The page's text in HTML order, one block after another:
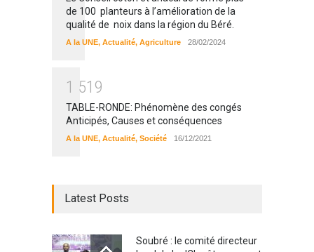
de 100 planteurs à l’amélioration de la
qualité de noix dans la région du Béré.
A la UNE, Actualité, Agriculture 28/02/2024
1 51 9
TABLE-RONDE: Phénomène des congés
Anticipés, Causes et conséquences
A la UNE, Actualité, Société 16/12/2021
Latest Posts
Soubré : le comité directeur